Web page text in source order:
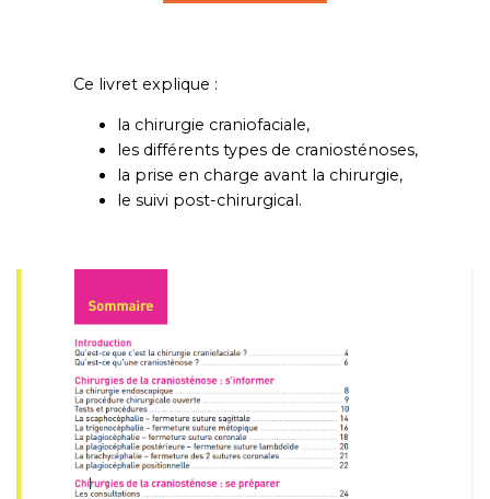
Ce livret explique :
la chirurgie craniofaciale,
les différents types de craniosténoses,
la prise en charge avant la chirurgie,
le suivi post-chirurgical.